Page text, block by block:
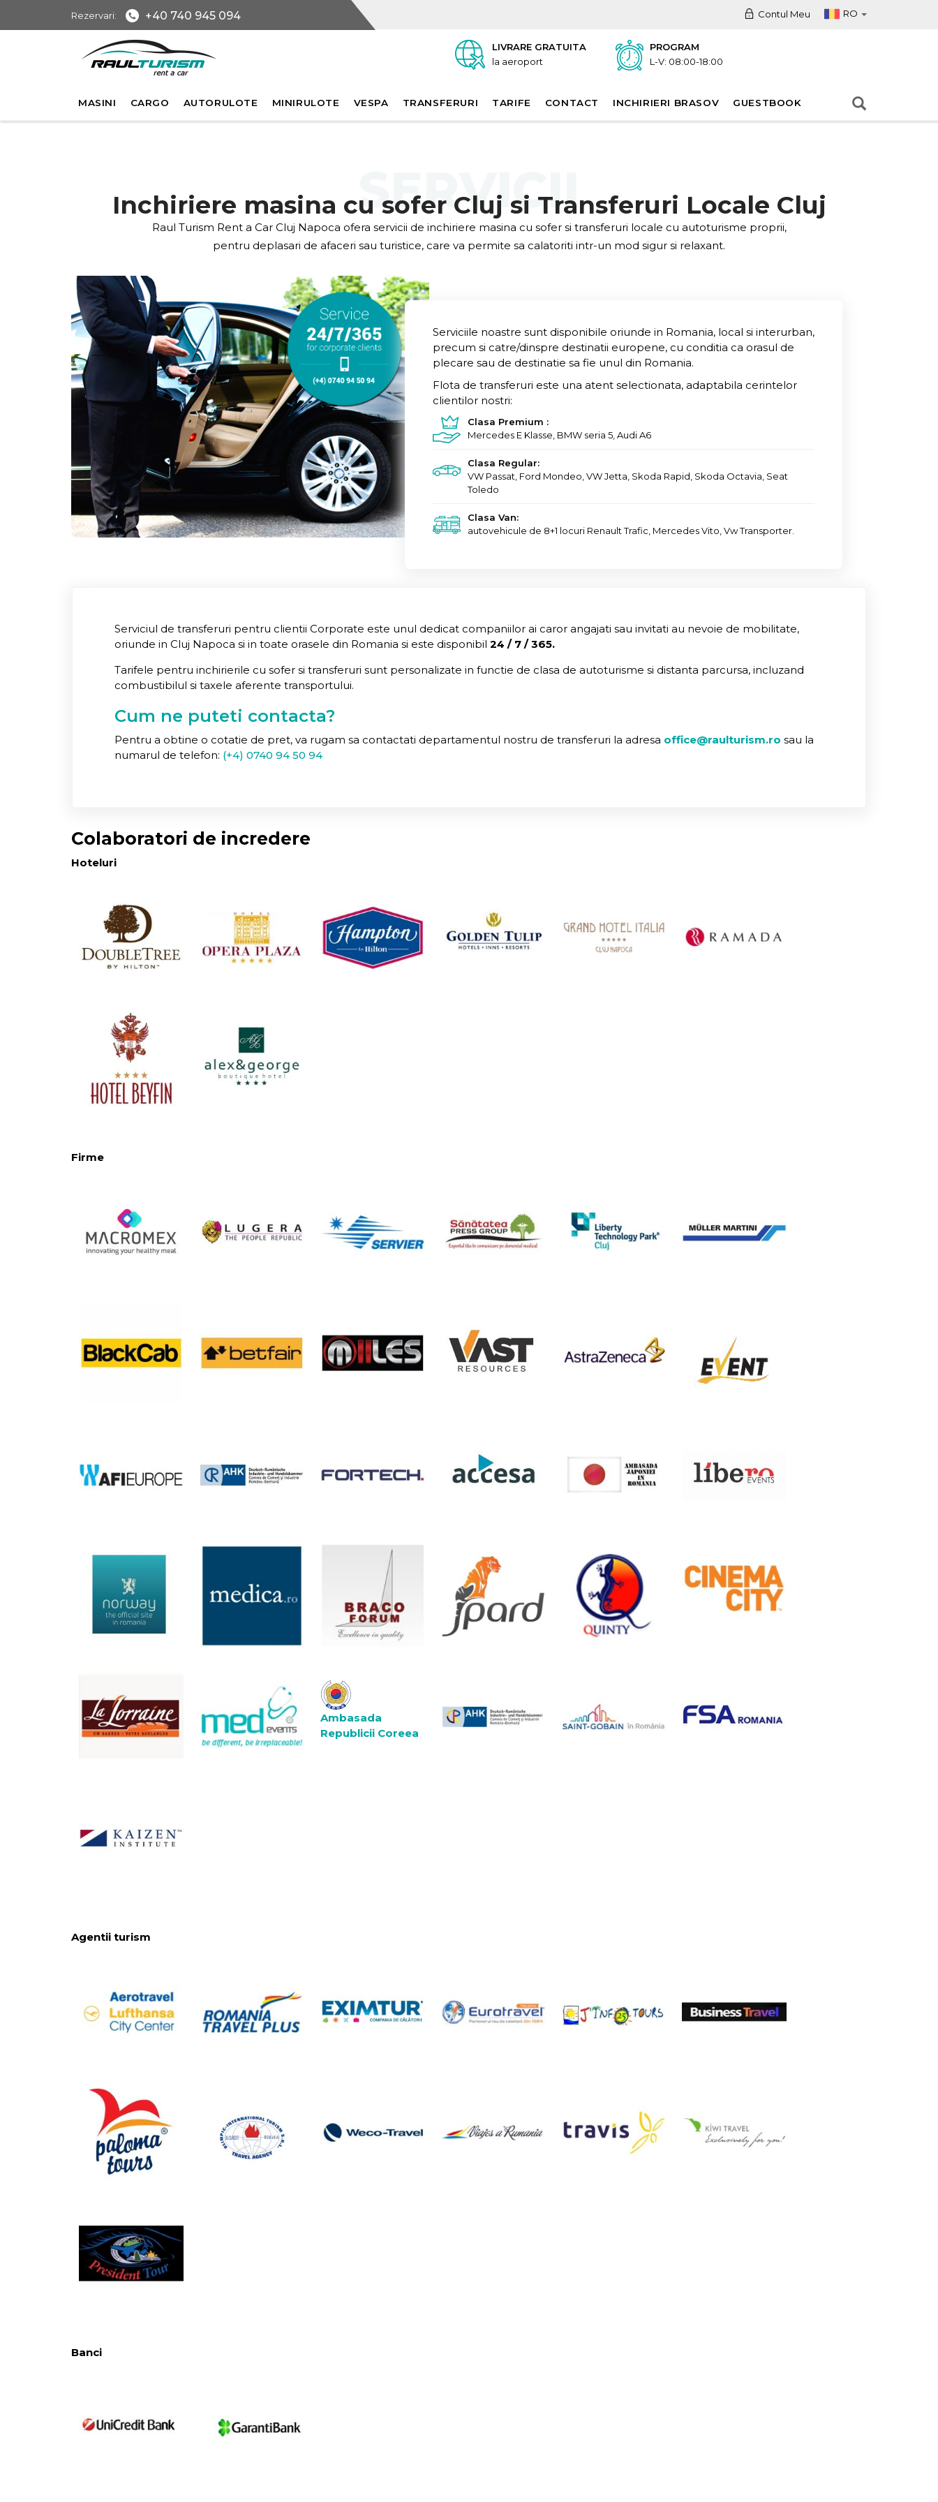
Rezervari: +40 740 945 094 RO
Contul Meu
LIVRARE GRATUITA
la aeroport
PROGRAM
L-V: 08:00-18:00
MASINI CARGO AUTORULOTE MINIRULOTE VESPA TRANSFERURI TARIFE CONTACT INCHIRIERI BRASOV GUESTBOOK
SERVICII
Inchiriere masina cu sofer Cluj si Transferuri Locale Cluj
Raul Turism Rent a Car Cluj Napoca ofera servicii de inchiriere masina cu sofer si transferuri locale cu autoturisme proprii,
pentru deplasari de afaceri sau turistice, care va permite sa calatoriti intr-un mod sigur si relaxant.
Serviciile noastre sunt disponibile oriunde in Romania, local si interurban,
precum si catre/dinspre destinatii europene, cu conditia ca orasul de
plecare sau de destinatie sa fie unul din Romania.
Flota de transferuri este una atent selectionata, adaptabila cerintelor
clientilor nostri:
Clasa Premium :
Mercedes E Klasse, BMW seria 5, Audi A6
Clasa Regular:
VW Passat, Ford Mondeo, VW Jetta, Skoda Rapid, Skoda Octavia, Seat
Toledo
Clasa Van:
autovehicule de 8+1 locuri Renault Trafic, Mercedes Vito, Vw Transporter.
Serviciul de transferuri pentru clientii Corporate este unul dedicat companiilor ai caror angajati sau invitati au nevoie de mobilitate,
oriunde in Cluj Napoca si in toate orasele din Romania si este disponibil 24 / 7 / 365.
Tarifele pentru inchirierile cu sofer si transferuri sunt personalizate in functie de clasa de autoturisme si distanta parcursa, incluzand
combustibilul si taxele aferente transportului.
Cum ne puteti contacta?
Pentru a obtine o cotatie de pret, va rugam sa contactati departamentul nostru de transferuri la adresa office@raulturism.ro sau la
numarul de telefon: (+4) 0740 94 50 94
Colaboratori de incredere
Hoteluri
Firme
Ambasada
Republicii Coreea
Agentii turism
Banci